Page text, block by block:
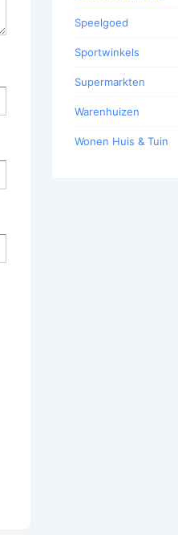
Speelgoed
Sportwinkels
Supermarkten
Warenhuizen
Wonen Huis & Tuin